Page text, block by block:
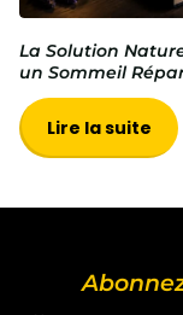
La Solution
un Sommeil
Lire la suite